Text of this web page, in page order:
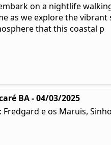
on a nightlife
as we explore the
that this coastal p
BA - 04/03/2025
e os Maruis,